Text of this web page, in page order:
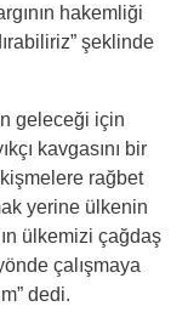
hakemliği
şeklinde
geleceği için
kavgasını bir
rağbet
yerine ülkenin
ülkemizi çağdaş
çalışmaya
dedi.